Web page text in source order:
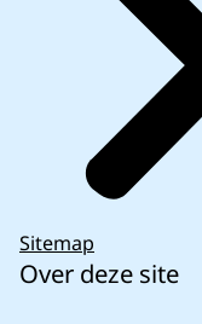
Sitemap
Over deze site